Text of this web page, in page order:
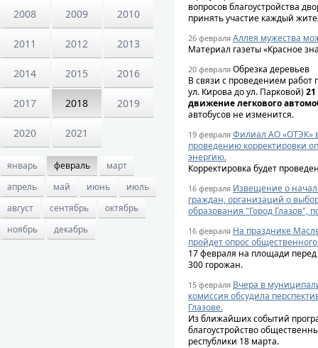
2008 2009 2010
2011 2012 2013
2014 2015 2016
2017 2018 2019
2020 2021
январь февраль
март
апрель
май июнь
июль
август
сентябрь
октябрь
ноябрь
декабрь
вопросов благоустройства
принять участие каждый
26 февраля Аллея мужества
Материал газеты «Красное
20 февраля Обрезка деревьев
В связи с проведением работ
ул. Кирова до ул. Парковой)
движение легкового
автобусов не изменится.
19 февраля Филиал АО «ОТЭК» в
проведению корректировки
энергию.
Корректировка будет
16 февраля Извещение о
граждан, организаций о
образования "Город Глазов",
16 февраля На празднике
пройдет опрос
17 февраля на площади
300 горожан.
15 февраля Вчера в
комиссия обсудила
Глазове.
Из ближайших событий
благоустройство
республики 18 марта.